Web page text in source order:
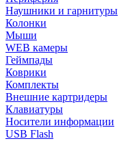
Наушники и гарнитуры
Колонки
Мыши
WEB камеры
Геймпады
Коврики
Комплекты
Внешние картридеры
Клавиатуры
Носители информации
USB Flash